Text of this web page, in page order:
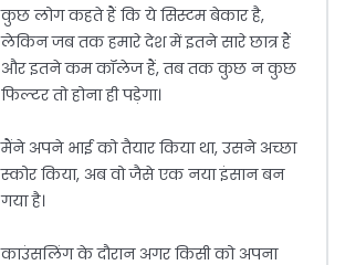
कुछ लोग कहते हैं कि ये सिस्टम बेकार है,
लेकिन जब तक हमारे देश में इतने सारे छात्र हैं
और इतने कम कॉलेज हैं, तब तक कुछ न कुछ
फिल्टर तो होना ही पड़ेगा।
मैंने अपने भाई को तैयार किया था, उसने अच्छा
स्कोर किया, अब वो जैसे एक नया इंसान बन
गया है।
काउंसलिंग के दौरान अगर किसी को अपना